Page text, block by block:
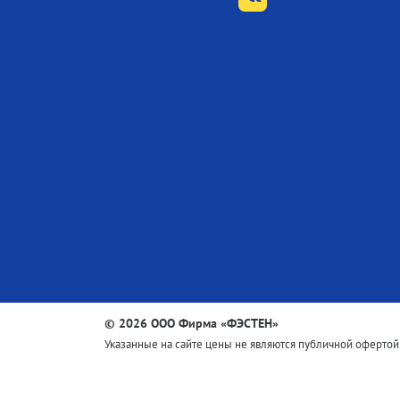
© 2026 ООО Фирма «ФЭСТЕН»
Указанные на сайте цены не являются публичной